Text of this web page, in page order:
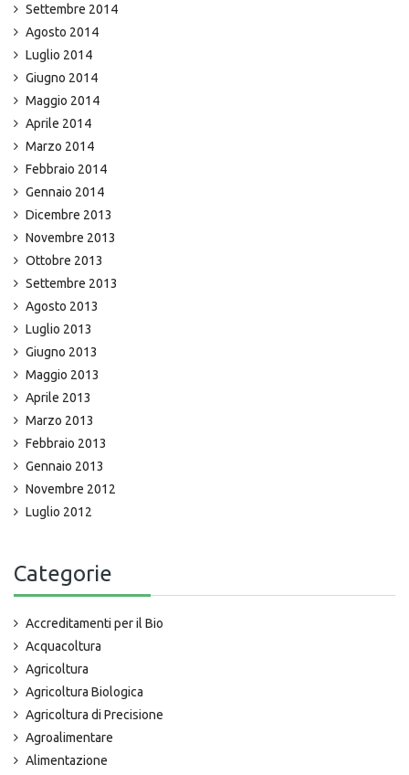
Settembre 2014
Agosto 2014
Luglio 2014
Giugno 2014
Maggio 2014
Aprile 2014
Marzo 2014
Febbraio 2014
Gennaio 2014
Dicembre 2013
Novembre 2013
Ottobre 2013
Settembre 2013
Agosto 2013
Luglio 2013
Giugno 2013
Maggio 2013
Aprile 2013
Marzo 2013
Febbraio 2013
Gennaio 2013
Novembre 2012
Luglio 2012
Categorie
Accreditamenti per il Bio
Acquacoltura
Agricoltura
Agricoltura Biologica
Agricoltura di Precisione
Agroalimentare
Alimentazione